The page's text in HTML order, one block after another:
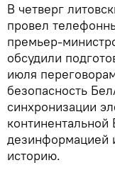
В четверг
провел
премьер-
обсудили
июля
безопасность
синхронизации
дезинформацией
историю.